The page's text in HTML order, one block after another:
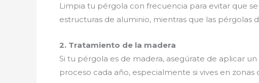
Limpia tu pérgola con frecuencia para evitar que
estructuras de aluminio, mientras que las
2. Tratamiento de la madera
Si tu pérgola es de madera, asegúrate de aplicar
proceso cada año, especialmente si vives en zonas